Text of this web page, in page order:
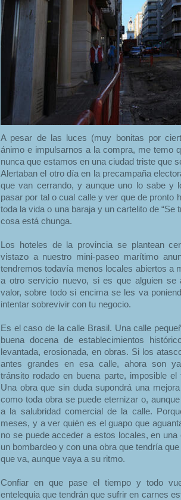
A pesar de las luces (muy bonitas por
ánimo e impulsarnos a la compra, me temo
nunca que estamos en una ciudad triste que
Alertaban el otro día en la precampaña
que van cerrando, y aunque uno lo sabe y
pasar por tal o cual calle y ver que de pronto
toda la vida o una baraja y un cartelito de “Se
cosa está chunga.
Los hoteles de la provincia se plantean
vistazo a nuestro mini-paseo marítimo
tendremos todavía menos locales abiertos a
a otro servicio nuevo, si es que alguien se
valor, sobre todo si encima se les va
intentar sobrevivir con tu negocio.
Es el caso de la calle Brasil. Una calle
buena docena de establecimientos
levantada, erosionada, en obras. Si los
antes grandes en esa calle, ahora son
tránsito rodado en buena parte, imposible
Una obra que sin duda supondrá una
como toda obra se puede eternizar o,
a la salubridad comercial de la calle.
meses, y a ver quién es el guapo que
no se puede acceder a estos locales, en
un bombardeo y con una obra que tendría
que va, aunque vaya a su ritmo.
Confiar en que pase el tiempo y todo
entelequia que tendrán que sufrir en carnes